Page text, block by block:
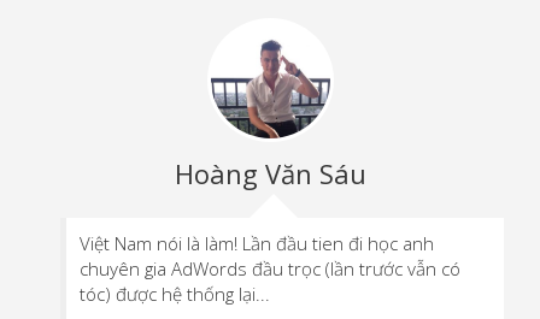
Hoàng Văn Sáu
Việt Nam nói là làm! Lần đầu tien đi học anh
chuyên gia AdWords đầu trọc (lần trước vẫn có
tóc) được hệ thống lại...